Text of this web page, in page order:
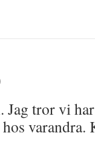
Jag tror vi
varandra.